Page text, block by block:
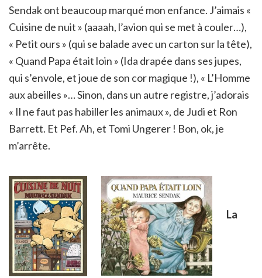
Sendak ont beaucoup marqué mon enfance. J’aimais «
Cuisine de nuit » (aaaah, l’avion qui se met à couler…),
« Petit ours » (qui se balade avec un carton sur la tête),
« Quand Papa était loin » (Ida drapée dans ses jupes,
qui s’envole, et joue de son cor magique !), « L’Homme
aux abeilles »… Sinon, dans un autre registre, j’adorais
« Il ne faut pas habiller les animaux », de Judi et Ron
Barrett. Et Pef. Ah, et Tomi Ungerer ! Bon, ok, je
m’arrête.
La